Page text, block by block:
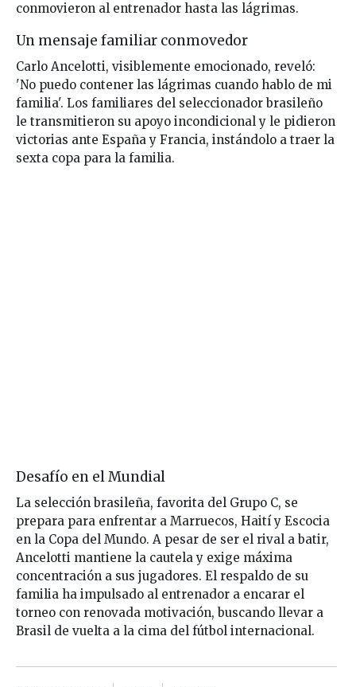
conmovieron al entrenador hasta las lágrimas.
Un mensaje familiar conmovedor
Carlo Ancelotti, visiblemente emocionado, reveló:
'No puedo contener las lágrimas cuando hablo de mi
familia'. Los familiares del seleccionador brasileño
le transmitieron su apoyo incondicional y le pidieron
victorias ante España y Francia, instándolo a traer la
sexta copa para la familia.
Desafío en el Mundial
La selección brasileña, favorita del Grupo C, se
prepara para enfrentar a Marruecos, Haití y Escocia
en la Copa del Mundo. A pesar de ser el rival a batir,
Ancelotti mantiene la cautela y exige máxima
concentración a sus jugadores. El respaldo de su
familia ha impulsado al entrenador a encarar el
torneo con renovada motivación, buscando llevar a
Brasil de vuelta a la cima del fútbol internacional.